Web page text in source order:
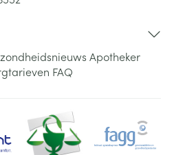
Apotheker
FAQ